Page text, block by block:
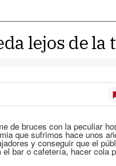
lejos de la
de bruces con la peculiar
que sufrimos hace unos
y conseguir que el
bar o cafetería, hacer cola